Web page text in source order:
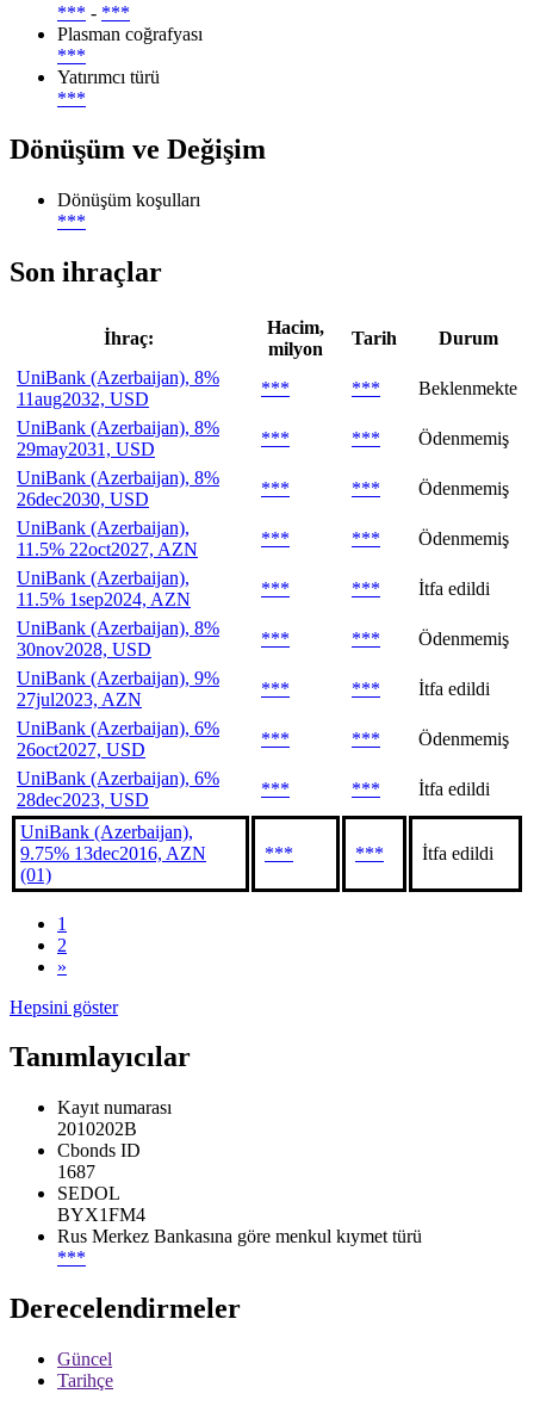
*** - ***
Plasman coğrafyası
***
Yatırımcı türü
***
Dönüşüm ve Değişim
Dönüşüm koşulları
***
Son ihraçlar
İhraç:
Hacim,
milyon
Tarih
Durum
UniBank (Azerbaijan), 8%
11aug2032, USD
*** ***
Beklenmekte
UniBank (Azerbaijan), 8%
29may2031, USD
*** ***
Ödenmemiş
UniBank (Azerbaijan), 8%
26dec2030, USD
*** ***
Ödenmemiş
UniBank (Azerbaijan),
11.5% 22oct2027, AZN
*** ***
Ödenmemiş
UniBank (Azerbaijan),
11.5% 1sep2024, AZN
*** ***
İtfa edildi
UniBank (Azerbaijan), 8%
30nov2028, USD
*** ***
Ödenmemiş
UniBank (Azerbaijan), 9%
27jul2023, AZN
*** ***
İtfa edildi
UniBank (Azerbaijan), 6%
26oct2027, USD
*** ***
Ödenmemiş
UniBank (Azerbaijan), 6%
28dec2023, USD
*** *** İtfa edildi
UniBank (Azerbaijan),
9.75% 13dec2016, AZN
(01)
*** *** İtfa edildi
1
2
»
Hepsini göster
Tanımlayıcılar
Kayıt numarası
2010202B
Cbonds ID
1687
SEDOL
BYX1FM4
Rus Merkez Bankasına göre menkul kıymet türü
***
Derecelendirmeler
Güncel
Tarihçe